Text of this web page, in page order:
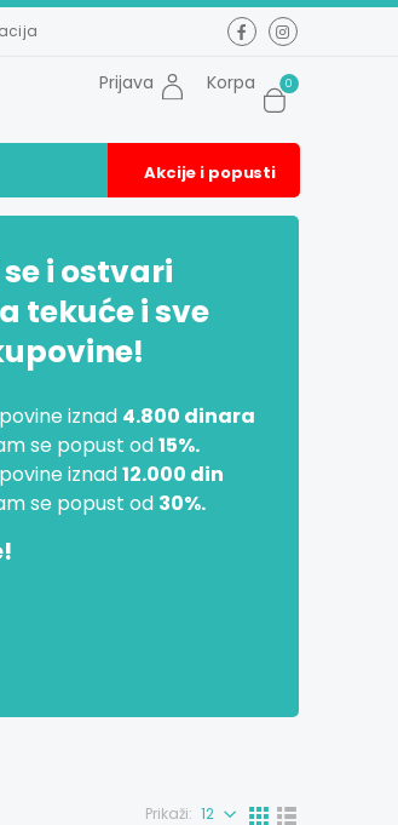
Prijava Korpa 0
Akcije i popusti
i ostvari
tekuće i sve
iznad 4.800 dinara
se popust od15%.
iznad12.000 din
se popust od 30%.
Prikaži: